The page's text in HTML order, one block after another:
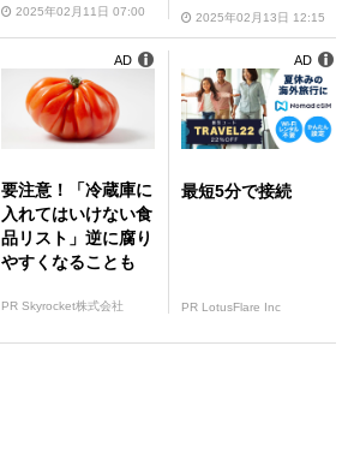
2025年02月11日 07:00 2025年02月13日 12:15
要注意！「冷蔵庫に
入れてはいけない食
品リスト」逆に腐り
やすくなることも
PR Skyrocket株式会社
AD
最短5分で接続
PR LotusFlare Inc
AD